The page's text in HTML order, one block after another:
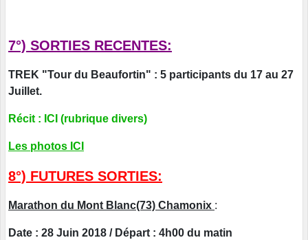
7°) SORTIES RECENTES:
TREK "Tour du Beaufortin" : 5 participants du 17 au 27
Juillet.
Récit : ICI (rubrique divers)
Les photos ICI
8°) FUTURES SORTIES:
Marathon du Mont Blanc(73) Chamonix :
Date : 28 Juin 2018 / Départ : 4h00 du matin